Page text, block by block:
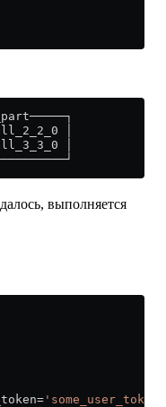
│
│
выполняется
= 'some_user_token'